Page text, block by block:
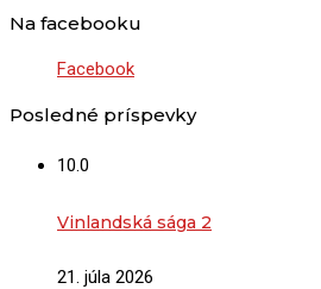
Na facebooku
Facebook
Posledné príspevky
10.0
Vinlandská sága 2
21. júla 2026